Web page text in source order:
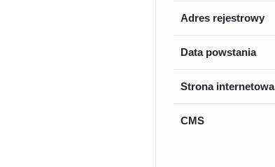
Adres rejestrowy
Data powstania
Strona internetowa
CMS